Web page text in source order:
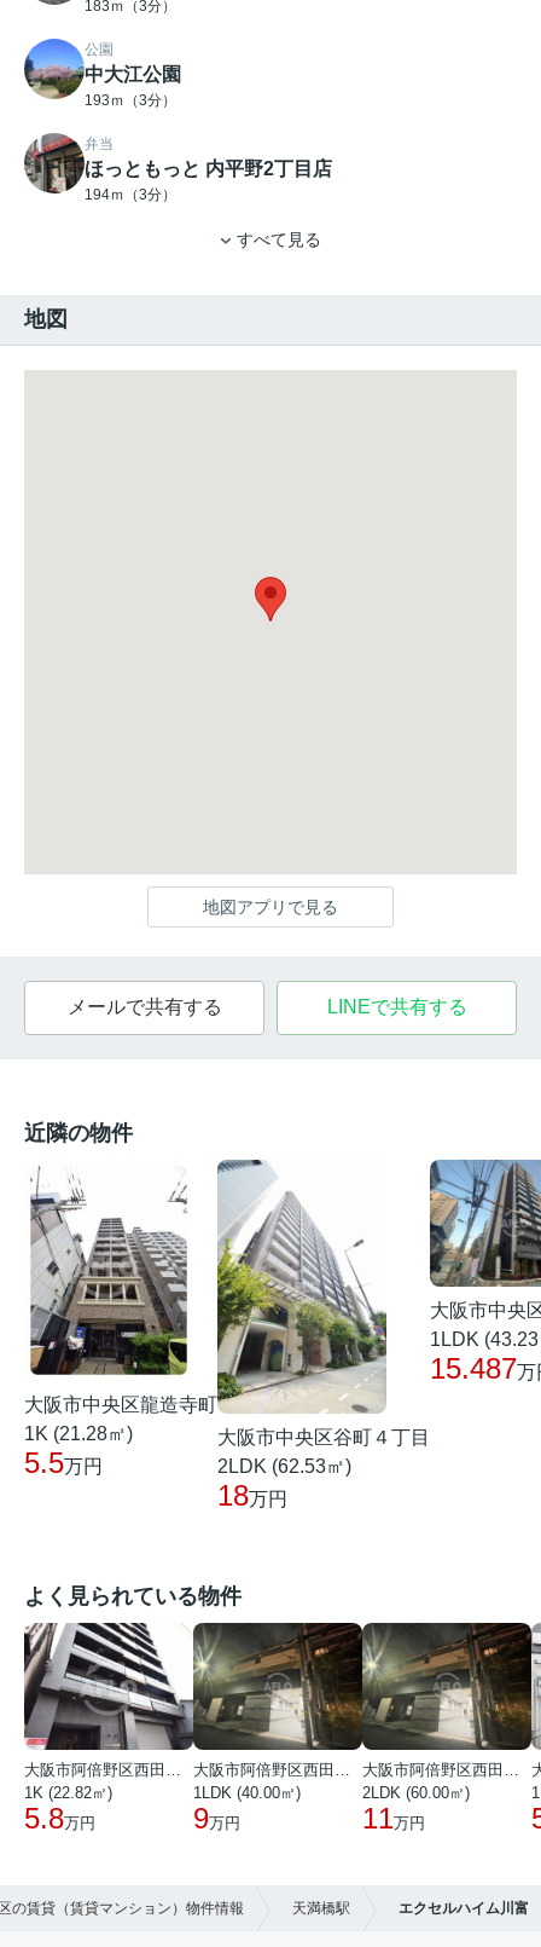
183ｍ（3分）
公園
中大江公園
193ｍ（3分）
弁当
ほっともっと 内平野2丁目店
194ｍ（3分）
すべて見る
地図
地図アプリで見る
メールで共有する LINEで共有する
近隣の物件
大阪市中央区龍造寺町
1K (21.28㎡)
5.5万円
大阪市中央区谷町４丁目
2LDK (62.53㎡)
18万円
大阪市中央
1LDK
15.487万
よく見られている物件
1K (22.82㎡)
5.8万円
1LDK (40.00㎡)
9万円
2LDK (60.00㎡)
11万円
の賃貸（賃貸マンション）物件情報 天満橋駅 エクセルハイム川富